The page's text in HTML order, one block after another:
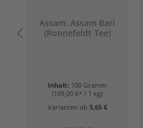
Assam: Assam Bari
(Ronnefeldt Tee)
Inhalt: 100 Gramm
(109,00 €* / 1 kg)
Varianten ab 5,65 €